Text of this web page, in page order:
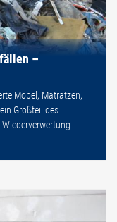
–
Möbel, Matratzen,
Großteil des